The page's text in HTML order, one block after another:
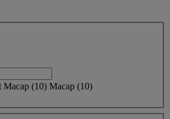
Macap (10) Macap (10)